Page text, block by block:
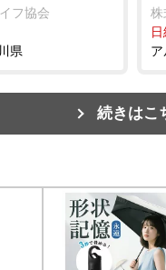
フ協会
県
株
続きはこ